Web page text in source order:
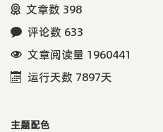
文章数 398
评论数 633
文章阅读量 1960441
运行天数 7897天
主题配色